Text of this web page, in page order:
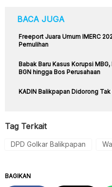
BACA JUGA
Freeport Juara Umum IMERC
Pemulihan
Babak Baru Kasus Korupsi
BGN hingga Bos Perusahaan
KADIN Balikpapan Didorong
Tag Terkait
DPD Golkar Balikpapan
BAGIKAN